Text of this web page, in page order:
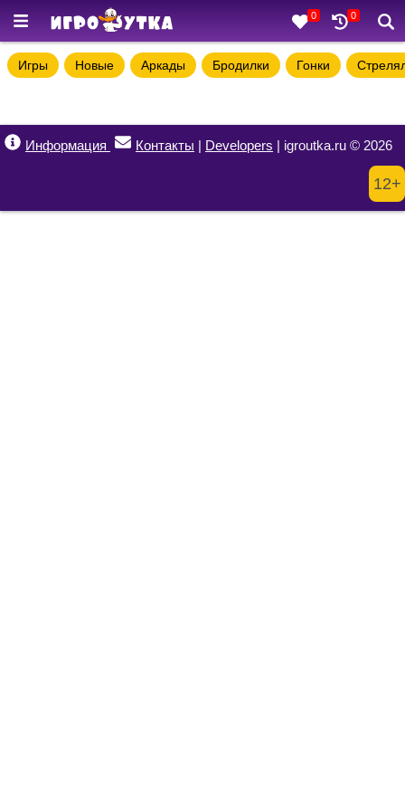
0 0
Игры Новые Аркады Бродилки Гонки
Информация Контакты | Developers | igroutka.ru © 2026
12+